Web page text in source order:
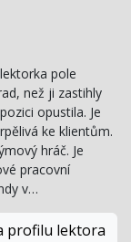
pole
než ji zastihly
opustila. Je
ke klientům.
hráč. Je
pracovní
v…
profilu lektora